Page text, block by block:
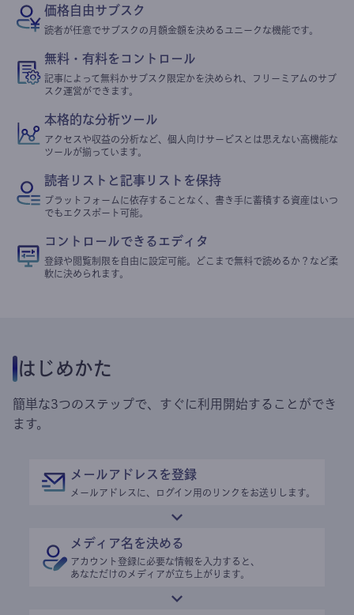
価格自由サブスク
読者が任意でサブスクの月額金額を決めるユニークな機能です。
無料・有料をコントロール
記事によって無料かサブスク限定かを決められ、フリーミアムのサブ
スク運営ができます。
本格的な分析ツール
アクセスや収益の分析など、個人向けサービスとは思えない高機能な
ツールが揃っています。
読者リストと記事リストを保持
プラットフォームに依存することなく、書き手に蓄積する資産はいつ
でもエクスポート可能。
コントロールできるエディタ
登録や閲覧制限を自由に設定可能。どこまで無料で読めるか？など柔
軟に決められます。
はじめかた
簡単な3つのステップで、すぐに利用開始することができ
ます。
メールアドレスを登録
メールアドレスに、ログイン用のリンクをお送りします。
メディア名を決める
アカウント登録に必要な情報を入力すると、
あなただけのメディアが立ち上がります。